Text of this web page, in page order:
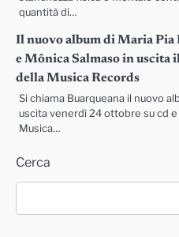
quantità di…
Il nuovo album di Maria Pia
e Mônica Salmaso in uscita
della Musica Records
Si chiama Buarqueana il nuovo
uscita venerdì 24 ottobre su cd
Musica…
Cerca